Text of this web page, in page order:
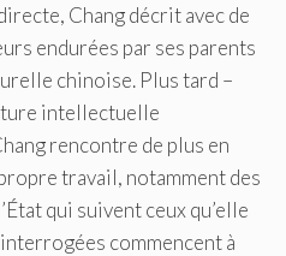
Chang décrit avec de
endurées par ses parents
chinoise. Plus tard –
intellectuelle
rencontre de plus en
travail, notamment des
qui suivent ceux qu’elle
commencent à